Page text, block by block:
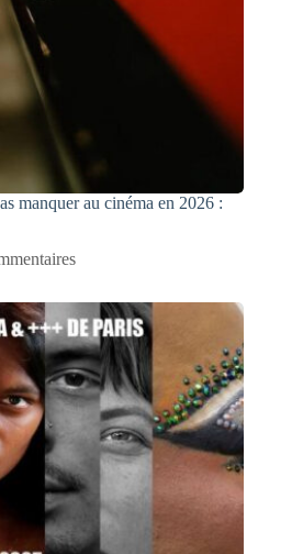
manquer au cinéma en 2026 :